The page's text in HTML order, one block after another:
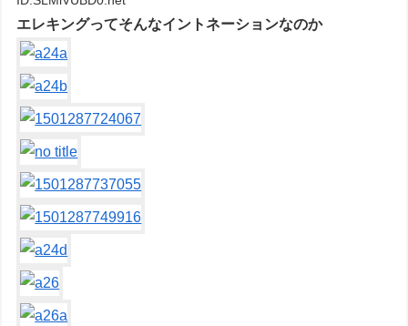
エレキングってそんなイントネーションなのか